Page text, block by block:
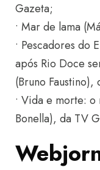
Gazeta;
• Mar de lama
• Pescadores do
após Rio Doce
(Bruno Faustino),
• Vida e morte:
Bonella), da TV